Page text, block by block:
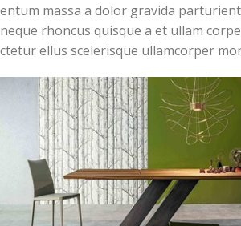
entum massa a dolor gravida
neque rhoncus quisque a et ullam
ctetur ellus scelerisque ullamcorper